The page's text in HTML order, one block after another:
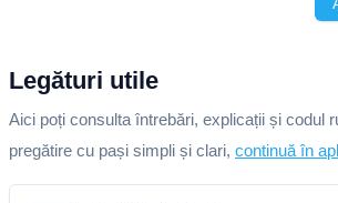
Legături utile
Aici poți consulta întrebări, explicații și codul
pregătire cu pași simpli și clari, continuă în